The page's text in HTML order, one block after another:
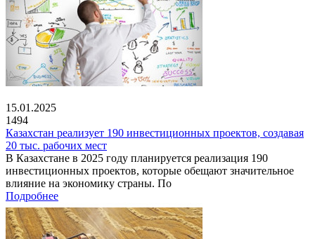
15.01.2025
1494
Казахстан реализует 190 инвестиционных проектов, создавая
20 тыс. рабочих мест
В Казахстане в 2025 году планируется реализация 190
инвестиционных проектов, которые обещают значительное
влияние на экономику страны. По
Подробнее